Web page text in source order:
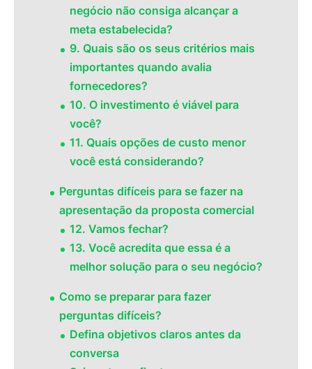
negócio não consiga alcançar a
meta estabelecida?
9. Quais são os seus critérios mais
importantes quando avalia
fornecedores?
10. O investimento é viável para
você?
11. Quais opções de custo menor
você está considerando?
Perguntas difíceis para se fazer na
apresentação da proposta comercial
12. Vamos fechar?
13. Você acredita que essa é a
melhor solução para o seu negócio?
Como se preparar para fazer
perguntas difíceis?
Defina objetivos claros antes da
conversa